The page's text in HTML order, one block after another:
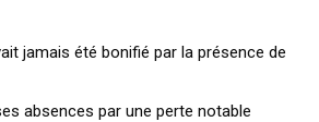
jamais été bonifié par la présence de
absences par une perte notable